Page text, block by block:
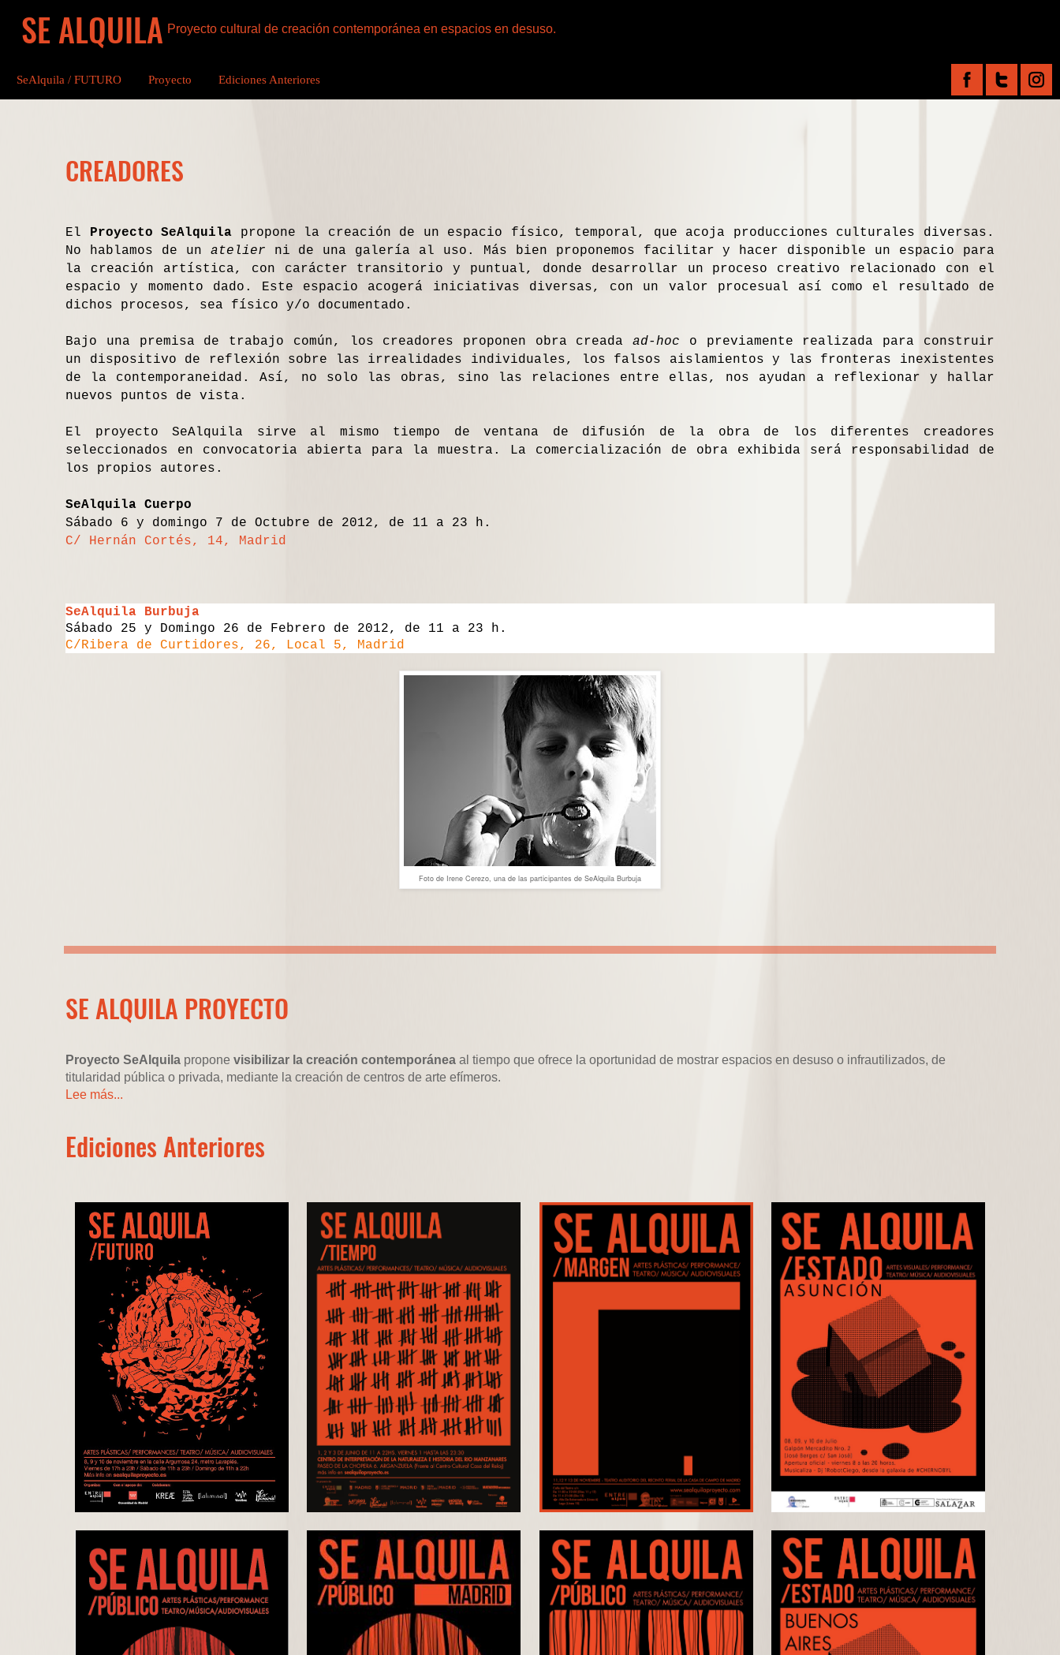
SE ALQUILA Proyecto cultural de creación contemporánea en espacios en desuso.
SeAlquila / FUTURO Proyecto Ediciones Anteriores
CREADORES
El Proyecto SeAlquila propone la creación de un espacio físico, temporal, que acoja producciones culturales diversas.
No hablamos de un atelier ni de una galería al uso. Más bien proponemos facilitar y hacer disponible un espacio para
la creación artística, con carácter transitorio y puntual, donde desarrollar un proceso creativo relacionado con el
espacio y momento dado. Este espacio acogerá iniciativas diversas, con un valor procesual así como el resultado de
dichos procesos, sea físico y/o documentado.
Bajo una premisa de trabajo común, los creadores proponen obra creadaad-hoc o previamente realizada para construir
un dispositivo de reflexión sobre las irrealidades individuales, los falsos aislamientos y las fronteras inexistentes
de la contemporaneidad. Así, no solo las obras, sino las relaciones entre ellas, nos ayudan a reflexionar y hallar
nuevos puntos de vista.
El proyecto SeAlquila sirve al mismo tiempo de ventana de difusión de la obra de los diferentes creadores
seleccionados en convocatoria abierta para la muestra. La comercialización de obra exhibida será responsabilidad de
los propios autores.
SeAlquila Cuerpo
Sábado 6 y domingo 7 de Octubre de 2012, de 11 a 23 h.
C/ Hernán Cortés, 14, Madrid
SeAlquila Burbuja
Sábado 25 y Domingo 26 de Febrero de 2012, de 11 a 23 h.
C/Ribera de Curtidores, 26, Local 5, Madrid
Foto de Irene Cerezo, una de las participantes de SeAlquila Burbuja
SE ALQUILA PROYECTO
Proyecto SeAlquila proponevisibilizar la creación contemporánea al tiempo que ofrece la oportunidad de mostrar espacios en desuso o infrautilizados, de
titularidad pública o privada, mediante la creación de centros de arte efímeros.
Lee más...
Ediciones Anteriores